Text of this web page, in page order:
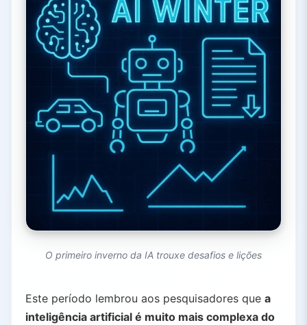
O primeiro inverno da IA trouxe desafios e lições
Este período lembrou aos pesquisadores que a
inteligência artificial é muito mais complexa do